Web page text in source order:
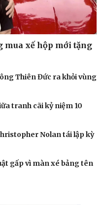
mua xế hộp mới tặng
Thiên Đức ra khỏi vùng
tranh cãi kỷ niệm 10
Nolan tái lập kỳ
gấp vì màn xé bảng tên